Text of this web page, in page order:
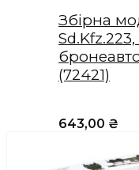
Збірна
(72421)
643,00 ₴